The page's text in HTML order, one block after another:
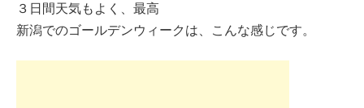
３日間天気もよく、最高
新潟でのゴールデンウィークは、こんな感じです。